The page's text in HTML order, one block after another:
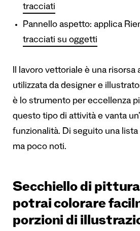
tracciati
Pannello aspetto: applica
tracciati su oggetti
Il lavoro vettoriale è una risorsa
utilizzata da designer e
è lo strumento per eccellenza
questo tipo di attività e vanta
funzionalità. Di seguito una
ma poco noti.
Secchiello di
potrai colorare
porzioni di